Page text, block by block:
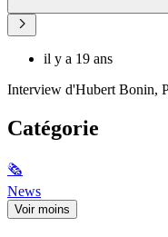
il y a 19 ans
Interview d'Hubert Bonin,
Catégorie
🗞
News
Voir moins